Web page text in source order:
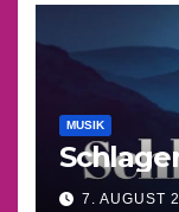
MUSIK
7. AUGUST